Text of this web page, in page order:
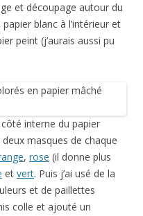
et découpage autour du
blanc à l’intérieur et
peint (j’aurais aussi pu
côté interne du papier
deux masques de chaque
, rose (il donne plus
et vert. Puis j’ai usé de la
et de paillettes
colle et ajouté un